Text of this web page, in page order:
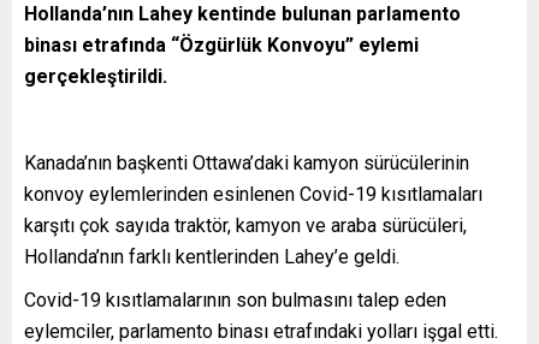
Hollanda’nın Lahey kentinde bulunan parlamento
binası etrafında “Özgürlük Konvoyu” eylemi
gerçekleştirildi.
Kanada’nın başkenti Ottawa’daki kamyon sürücülerinin
konvoy eylemlerinden esinlenen Covid-19 kısıtlamaları
karşıtı çok sayıda traktör, kamyon ve araba sürücüleri,
Hollanda’nın farklı kentlerinden Lahey’e geldi.
Covid-19 kısıtlamalarının son bulmasını talep eden
eylemciler, parlamento binası etrafındaki yolları işgal etti.